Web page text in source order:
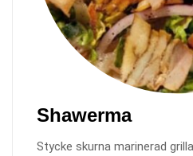
Shawerma
Stycke skurna marinerad